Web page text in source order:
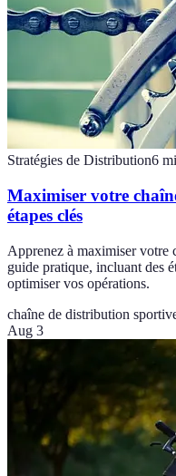
Stratégies de Distribution6
Maximiser votre
étapes clés
Apprenez à maximiser votre
guide pratique, incluant des
optimiser vos opérations.
chaîne de distribution
Aug 3